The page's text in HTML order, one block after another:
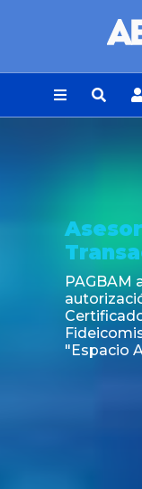
PAGBAM
"Espacio